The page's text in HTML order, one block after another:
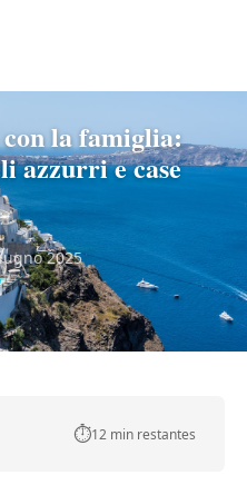
la famiglia:
azzurri e case
2025
⏱️12 min restantes